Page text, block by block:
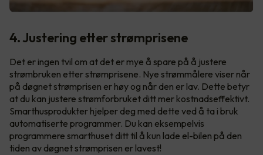
4. Justering etter strømprisene
Det er ingen tvil om at det er mye å spare på å justere
strømbruken etter strømprisene. Nye strømmålere viser når
på døgnet strømprisen er høy og når den er lav. Dette betyr
at du kan justere strømforbruket ditt mer kostnadseffektivt.
Smarthusprodukter hjelper deg med dette ved å ta i bruk
automatiserte programmer. Du kan eksempelvis
programmere smarthuset ditt til å kun lade el-bilen på den
tiden av døgnet strømprisen er lavest!